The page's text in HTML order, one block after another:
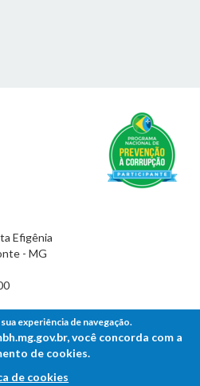
Efigênia
- MG
experiência de navegação.
você concorda com a
de cookies.
de cookies